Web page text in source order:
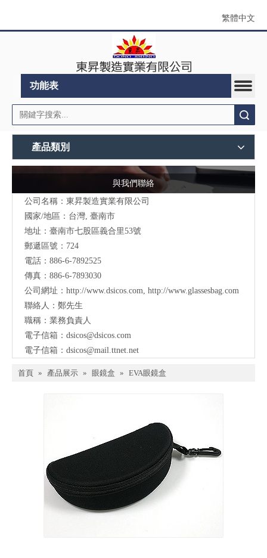
繁體中文
功能表
產品類別
與我們聯絡
公司名稱：東昇製造實業有限公司
國家/地區：台灣, 臺南市
地址： 臺南市七股區義合里53號
郵遞區號：724
電話：886-6-7892525
傳真：886-6-7893030
公司網址： http://www.dsicos.com http://www.glassesbag.com
聯絡人：鄭先生
職稱：業務負責人
電子信箱： dsicos@dsicos.com
電子信箱： dsicos@mail.ttnet.net
首頁 » 產品展示 » 眼鏡盒 » EVA眼鏡盒